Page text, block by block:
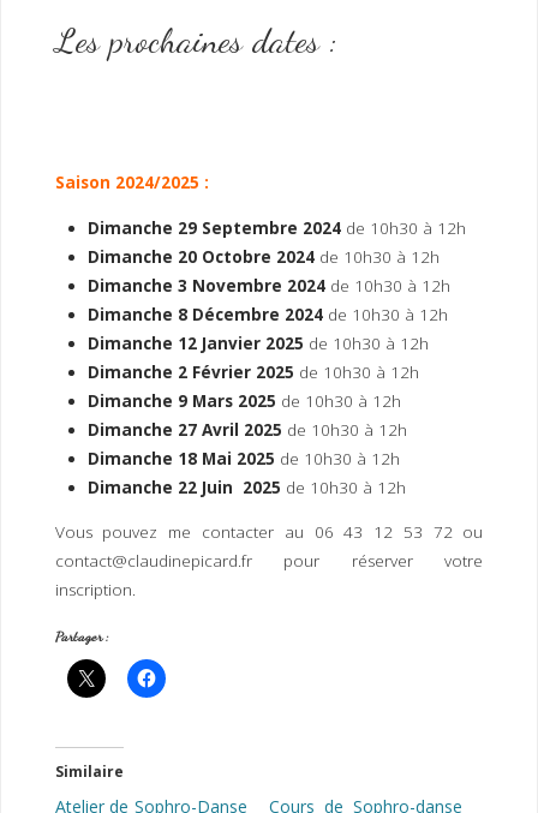
Les prochaines dates :
Saison 2024/2025 :
Dimanche 29 Septembre 2024de 10h30 à 12h
Dimanche 20 Octobre 2024de 10h30 à 12h
Dimanche 3 Novembre 2024de 10h30 à 12h
Dimanche 8 Décembre 2024de 10h30 à 12h
Dimanche 12 Janvier 2025 de 10h30 à 12h
Dimanche 2 Février 2025 de 10h30 à 12h
Dimanche 9 Mars 2025 de 10h30 à 12h
Dimanche 27 Avril 2025 de 10h30 à 12h
Dimanche 18 Mai 2025 de 10h30 à 12h
Dimanche 22 Juin 2025 de 10h30 à 12h
Vous pouvez me contacter au 06 43 12 53 72 ou
contact@claudinepicard.fr pour réserver votre
inscription.
Partager :
Similaire
Atelier de Sophro-Danse Cours de Sophro-danse